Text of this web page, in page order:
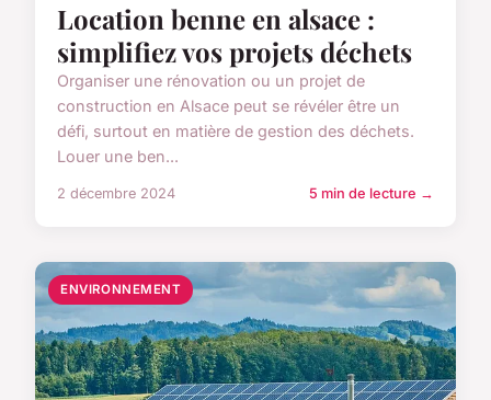
Location benne en alsace :
simplifiez vos projets déchets
Organiser une rénovation ou un projet de
construction en Alsace peut se révéler être un
défi, surtout en matière de gestion des déchets.
Louer une ben...
2 décembre 2024 5 min de lecture →
ENVIRONNEMENT